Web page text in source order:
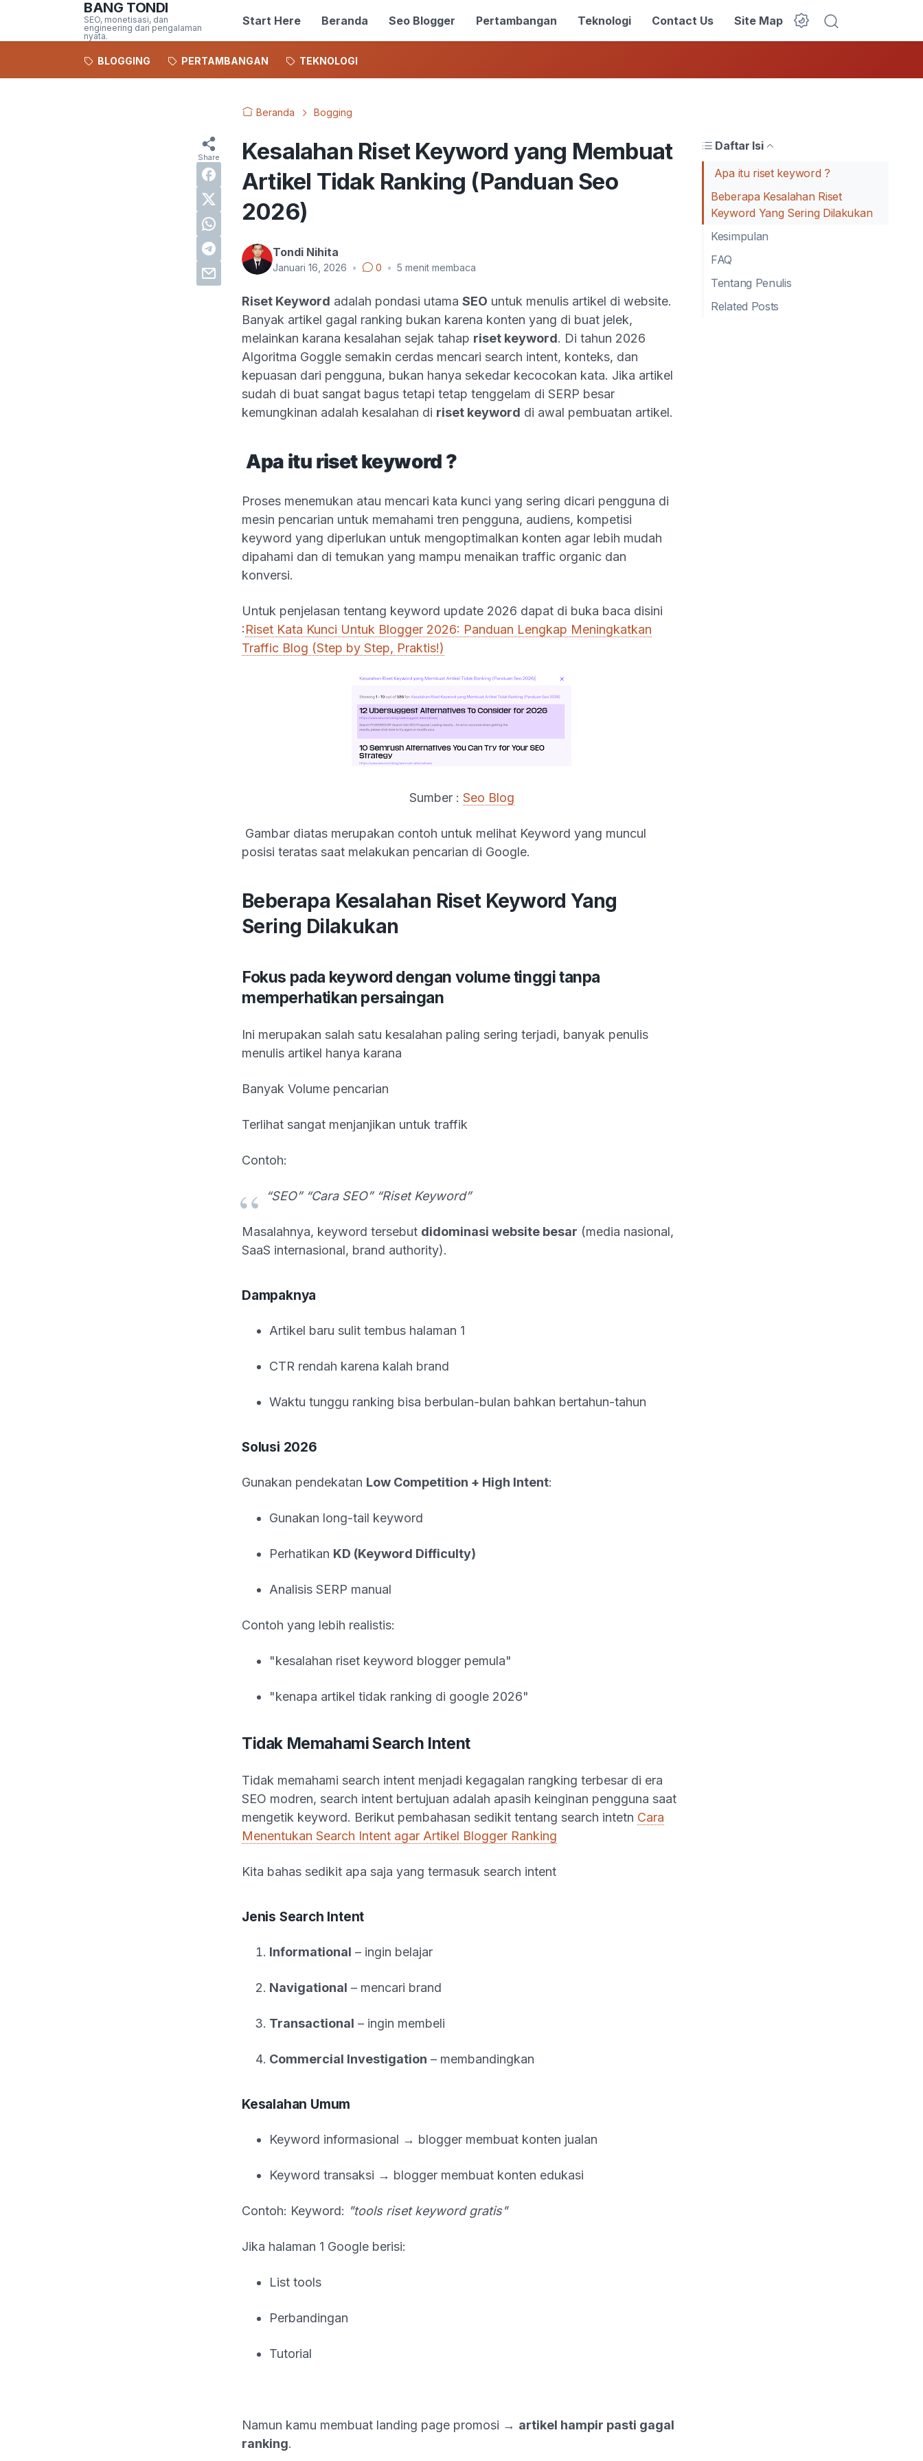
BANG TONDI
SEO, monetisasi, dan
engineering dari pengalaman
nyata.
Start Here Beranda Seo Blogger Pertambangan Teknologi Contact Us Site Map
Dark Mode
BLOGGING PERTAMBANGAN TEKNOLOGI
Beranda Bogging
Kesalahan Riset Keyword yang Membuat
Artikel Tidak Ranking (Panduan Seo
2026)
Tondi Nihita
Januari 16, 2026 • 0 • 5 menit membaca
Daftar Isi
Apa itu riset keyword ?
Beberapa Kesalahan Riset
Keyword Yang Sering Dilakukan
Kesimpulan
FAQ
Tentang Penulis
Related Posts
Riset Keyword adalah pondasi utama SEO untuk menulis artikel di website.
Banyak artikel gagal ranking bukan karena konten yang di buat jelek,
melainkan karana kesalahan sejak tahap riset keyword. Di tahun 2026
Algoritma Goggle semakin cerdas mencari search intent, konteks, dan
kepuasan dari pengguna, bukan hanya sekedar kecocokan kata. Jika artikel
sudah di buat sangat bagus tetapi tetap tenggelam di SERP besar
kemungkinan adalah kesalahan di riset keyword di awal pembuatan artikel.
Apa itu riset keyword ?
Proses menemukan atau mencari kata kunci yang sering dicari pengguna di
mesin pencarian untuk memahami tren pengguna, audiens, kompetisi
keyword yang diperlukan untuk mengoptimalkan konten agar lebih mudah
dipahami dan di temukan yang mampu menaikan traffic organic dan
konversi.
Untuk penjelasan tentang keyword update 2026 dapat di buka baca disini
:Riset Kata Kunci Untuk Blogger 2026: Panduan Lengkap Meningkatkan
Traffic Blog (Step by Step, Praktis!)
Sumber : Seo Blog
Gambar diatas merupakan contoh untuk melihat Keyword yang muncul
posisi teratas saat melakukan pencarian di Google.
Beberapa Kesalahan Riset Keyword Yang
Sering Dilakukan
Fokus pada keyword dengan volume tinggi tanpa
memperhatikan persaingan
Ini merupakan salah satu kesalahan paling sering terjadi, banyak penulis
menulis artikel hanya karana
Banyak Volume pencarian
Terlihat sangat menjanjikan untuk traffik
Contoh:
“SEO” “Cara SEO” “Riset Keyword”
Masalahnya, keyword tersebut didominasi website besar (media nasional,
SaaS internasional, brand authority).
Dampaknya
Artikel baru sulit tembus halaman 1
CTR rendah karena kalah brand
Waktu tunggu ranking bisa berbulan-bulan bahkan bertahun-tahun
Solusi 2026
Gunakan pendekatan Low Competition + High Intent:
Gunakan long-tail keyword
Perhatikan KD (Keyword Difficulty)
Analisis SERP manual
Contoh yang lebih realistis:
"kesalahan riset keyword blogger pemula"
"kenapa artikel tidak ranking di google 2026"
Tidak Memahami Search Intent
Tidak memahami search intent menjadi kegagalan rangking terbesar di era
SEO modren, search intent bertujuan adalah apasih keinginan pengguna saat
mengetik keyword. Berikut pembahasan sedikit tentang search intetn Cara
Menentukan Search Intent agar Artikel Blogger Ranking
Kita bahas sedikit apa saja yang termasuk search intent
Jenis Search Intent
Informational – ingin belajar
Navigational – mencari brand
Transactional – ingin membeli
Commercial Investigation – membandingkan
Kesalahan Umum
Keyword informasional → blogger membuat konten jualan
Keyword transaksi → blogger membuat konten edukasi
Contoh: Keyword: "tools riset keyword gratis"
Jika halaman 1 Google berisi:
List tools
Perbandingan
Tutorial
Namun kamu membuat landing page promosi → artikel hampir pasti gagal
ranking.